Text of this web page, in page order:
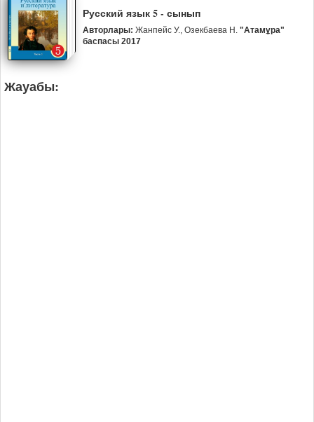
Русский язык 5 - сынып
Авторлары: Жанпейс У., Озекбаева Н. "Атамұра"
баспасы 2017
Жауабы: